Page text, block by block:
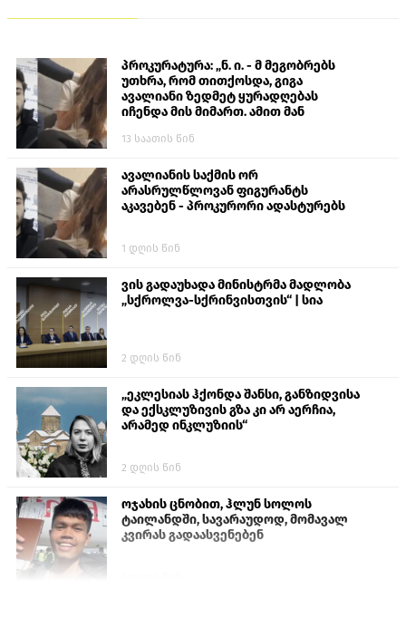
პროკურატურა: „ნ. ი. - მ მეგობრებს
უთხრა, რომ თითქოსდა, გიგა
ავალიანი ზედმეტ ყურადღებას
იჩენდა მის მიმართ. ამით მან
თავს დასხმოდა გიგა ავალიანს“
13 საათის წინ
ავალიანის საქმის ორ
არასრულწლოვან ფიგურანტს
აკავებენ - პროკურორი ადასტურებს
1 დღის წინ
ვის გადაუხადა მინისტრმა მადლობა
„სქროლვა-სქრინვისთვის“ | სია
2 დღის წინ
„ეკლესიას ჰქონდა შანსი, განზიდვისა
და ექსკლუზივის გზა კი არ აერჩია,
არამედ ინკლუზიის“
2 დღის წინ
ოჯახის ცნობით, ჰლუნ სოლოს
ტაილანდში, სავარაუდოდ, მომავალ
კვირას გადაასვენებენ